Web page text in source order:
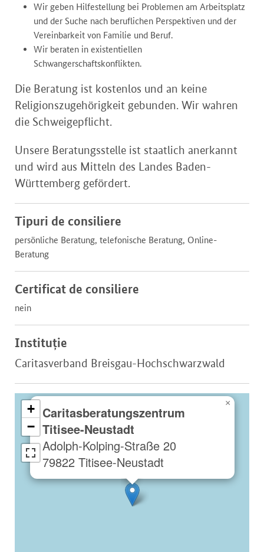
Wir geben Hilfestellung bei Problemen am Arbeitsplatz
und der Suche nach beruflichen Perspektiven und der
Vereinbarkeit von Familie und Beruf.
Wir beraten in existentiellen
Schwangerschaftskonflikten.
Die Beratung ist kostenlos und an keine
Religionszugehörigkeit gebunden. Wir wahren
die Schweigepflicht.
Unsere Beratungsstelle ist staatlich anerkannt
und wird aus Mitteln des Landes Baden-
Württemberg gefördert.
Tipuri de consiliere
persönliche Beratung, telefonische Beratung, Online-
Beratung
Certificat de consiliere
nein
Instituție
Caritasverband Breisgau-Hochschwarzwald
Caritasberatungszentrum
Titisee-Neustadt
Adolph-Kolping-Straße 20
79822 Titisee-Neustadt
×
+
−